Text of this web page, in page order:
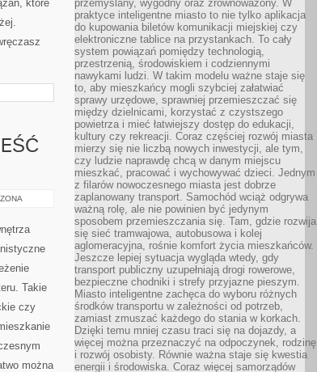
które
Takie
czy
można
przemyślany, wygodny oraz zrównoważony. W
praktyce inteligentne miasto to nie tylko aplikacja
do kupowania biletów komunikacji miejskiej czy
elektroniczne tablice na przystankach. To cały
system powiązań pomiędzy technologią,
przestrzenią, środowiskiem i codziennymi
nawykami ludzi. W takim modelu ważne staje się
to, aby mieszkańcy mogli szybciej załatwiać
sprawy urzędowe, sprawniej przemieszczać się
między dzielnicami, korzystać z czystszego
powietrza i mieć łatwiejszy dostęp do edukacji,
kultury czy rekreacji. Coraz częściej rozwój miasta
mierzy się nie liczbą nowych inwestycji, ale tym,
czy ludzie naprawdę chcą w danym miejscu
mieszkać, pracować i wychowywać dzieci. Jednym
z filarów nowoczesnego miasta jest dobrze
zaplanowany transport. Samochód wciąż odgrywa
ważną rolę, ale nie powinien być jedynym
sposobem przemieszczania się. Tam, gdzie rozwija
się sieć tramwajowa, autobusowa i kolej
aglomeracyjna, rośnie komfort życia mieszkańców.
Jeszcze lepiej sytuacja wygląda wtedy, gdy
transport publiczny uzupełniają drogi rowerowe,
bezpieczne chodniki i strefy przyjazne pieszym.
Miasto inteligentne zachęca do wyboru różnych
środków transportu w zależności od potrzeb,
zamiast zmuszać każdego do stania w korkach.
Dzięki temu mniej czasu traci się na dojazdy, a
więcej można przeznaczyć na odpoczynek, rodzinę
i rozwój osobisty. Równie ważna staje się kwestia
energii i środowiska. Coraz więcej samorządów